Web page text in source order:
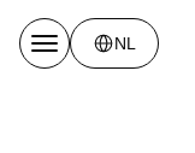
Select Language
NL